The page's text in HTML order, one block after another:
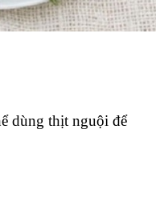
dùng thịt nguội để